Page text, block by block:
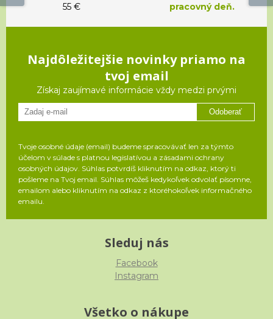
55 €
pracovný deň.
Najdôležitejšie novinky priamo na
tvoj email
Získaj zaujímavé informácie vždy medzi prvými
Odoberať
Tvoje osobné údaje (email) budeme spracovávať len za týmto
účelom v súlade s platnou legislatívou a zásadami ochrany
osobných údajov. Súhlas potvrdíš kliknutím na odkaz, ktorý ti
pošleme na Tvoj email. Súhlas môžeš kedykoľvek odvolať písomne,
emailom alebo kliknutím na odkaz z ktoréhokoľvek informačného
emailu.
Sleduj nás
Facebook
Instagram
Všetko o nákupe